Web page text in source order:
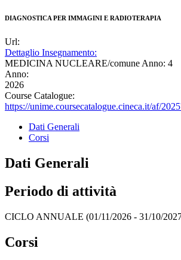
DIAGNOSTICA PER IMMAGINI E RADIOTERAPIA
Url:
Dettaglio Insegnamento:
MEDICINA NUCLEARE/comune Anno: 4
Anno:
2026
Course Catalogue:
https://unime.coursecatalogue.cineca.it/af/
Dati Generali
Corsi
Dati Generali
Periodo di attività
CICLO ANNUALE (01/11/2026 - 31/10/
Corsi